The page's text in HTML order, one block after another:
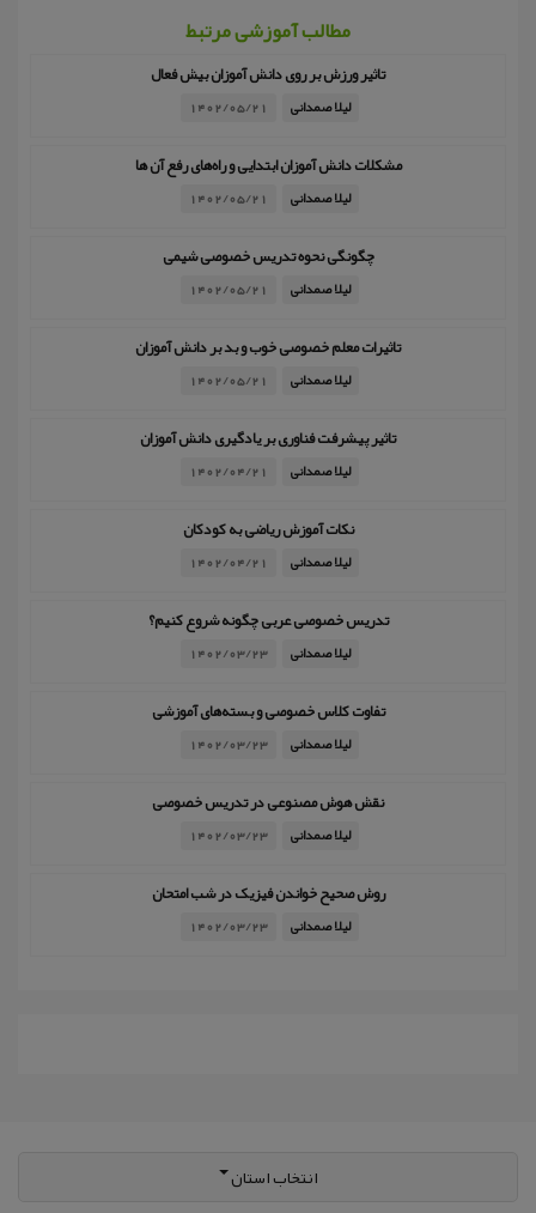
مطالب آموزشی مرتبط
تاثیر ورزش بر روی دانش آموزان بیش فعال
لیلا صمدانی 1402/05/21
مشکلات دانش آموزان ابتدایی و راه‌های رفع آن ها
لیلا صمدانی 1402/05/21
چگونگی نحوه تدریس خصوصی شیمی
لیلا صمدانی 1402/05/21
تاثیرات معلم خصوصی خوب و بد بر دانش آموزان
لیلا صمدانی 1402/05/21
تاثیر پیشرفت فناوری بر یادگیری دانش آموزان
لیلا صمدانی 1402/04/21
نکات آموزش ریاضی به کودکان
لیلا صمدانی 1402/04/21
تدریس خصوصی عربی چگونه شروع کنیم؟
لیلا صمدانی 1402/03/23
تفاوت کلاس خصوصی و بسته‌های آموزشی
لیلا صمدانی 1402/03/23
نقش هوش مصنوعی در تدریس خصوصی
لیلا صمدانی 1402/03/23
روش صحیح خواندن فیزیک در شب امتحان
لیلا صمدانی 1402/03/23
انتخاب استان